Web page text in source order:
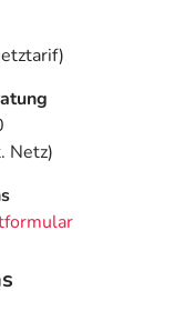
Netz)